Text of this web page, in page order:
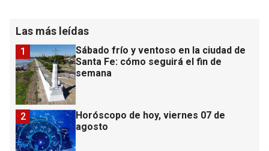
Las más leídas
Sábado frío y ventoso en la ciudad de
Santa Fe: cómo seguirá el fin de
semana
1
Horóscopo de hoy, viernes 07 de
agosto
2